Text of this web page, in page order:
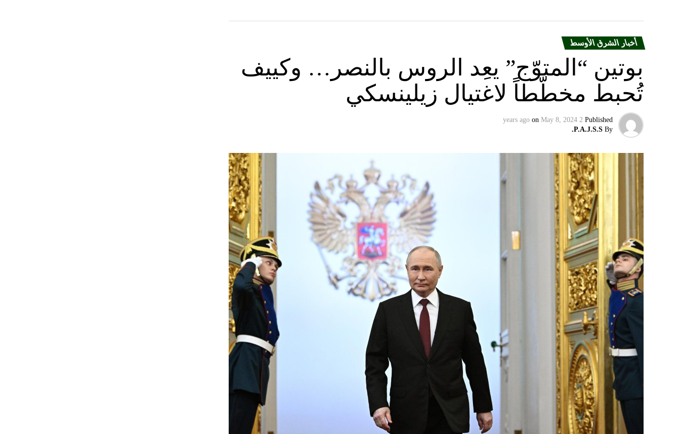
أخبار الشرق الأوسط
بوتين “المتوّج” يعِد الروس بالنصر… وكييف
تُحبط مخطّطاً لاغتيال زيلينسكي
Published
2 years ago
on May 8, 2024
By
P.A.J.S.S.